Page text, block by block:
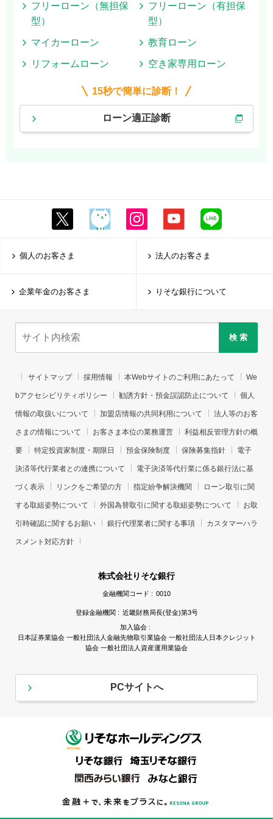
フリーローン（無担保
型）
フリーローン（有担保
型）
マイカーローン 教育ローン
リフォームローン 空き家専用ローン
15秒で簡単に診断！
ローン適正診断
個人のお客さま 法人のお客さま
企業年金のお客さま りそな銀行について
検 索
サイトマップ 採用情報 本Webサイトのご利用にあたって We
bアクセシビリティポリシー 勧誘方針・預金誤認防止について 個人
情報の取扱いについて 加盟店情報の共同利用について 法人等のお客
さまの情報について お客さま本位の業務運営 利益相反管理方針の概
要 特定投資家制度・期限日 預金保険制度 保険募集指針 電子
決済等代行業者との連携について 電子決済等代行業に係る銀行法に基
づく表示 リンクをご希望の方 指定紛争解決機関 ローン取引に関
する取組姿勢について 外国為替取引に関する取組姿勢について お取
引時確認に関するお願い 銀行代理業者に関する事項 カスタマーハラ
スメント対応方針
株式会社りそな銀行
金融機関コード : 0010
登録金融機関 : 近畿財務局長(登金)第3号
加入協会 :
日本証券業協会 一般社団法人金融先物取引業協会 一般社団法人日本クレジット
協会 一般社団法人資産運用業協会
PCサイトへ